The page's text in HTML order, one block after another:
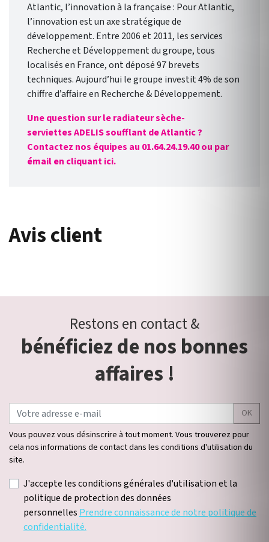
Atlantic, l’innovation à la française : Pour Atlantic,
l’innovation est un axe stratégique de
développement. Entre 2006 et 2011, les services
Recherche et Développement du groupe, tous
localisés en France, ont déposé 97 brevets
techniques. Aujourd’hui le groupe investit 4% de son
chiffre d’affaire en Recherche & Développement.
Une question sur le radiateur sèche-
serviettes ADELIS soufflant de Atlantic ?
Contactez nos équipes au 01.64.24.19.40 ou par
émail en cliquant ici.
Avis client
Restons en contact &
bénéficiez de nos bonnes
affaires !
OK
Vous pouvez vous désinscrire à tout moment. Vous trouverez pour
cela nos informations de contact dans les conditions d'utilisation du
site.
J'accepte les conditions générales d'utilisation et la
politique de protection des données
personnellesPrendre connaissance de notre politique de
confidentialité.